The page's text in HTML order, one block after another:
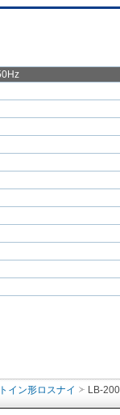
イン形ロスナイ LB-